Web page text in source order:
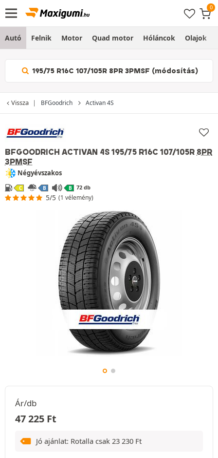
Autó Felnik Motor Quad motor Hóláncok Olajok
195/75 R16C 107/105R 8PR 3PMSF (módosítás)
Vissza BFGoodrich Activan 4S
BFGOODRICH ACTIVAN 4S 195/75 R16C 107/105R 8PR
3PMSF
Négyévszakos
C B B 72 db
5/5 (1 vélemény)
Ár/db
47 225 Ft
Jó ajánlat: Rotalla csak 23 230 Ft